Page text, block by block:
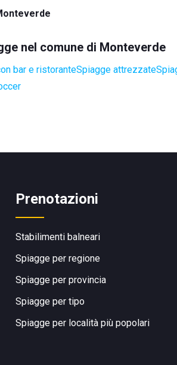
nel comune di Monteverde
bar e ristoranteSpiagge attrezzate
Prenotazioni
Stabilimenti balneari
Spiagge per regione
Spiagge per provincia
Spiagge per tipo
Spiagge per località più popolari